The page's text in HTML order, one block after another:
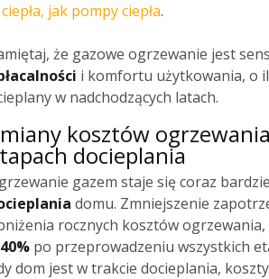
ciepła, jak pompy ciepła.
że gazowe ogrzewanie jest
i komfortu użytkowania, o
w nadchodzących latach.
kosztów
docieplania
gazem staje się coraz
domu. Zmniejszenie
rocznych kosztów
40% po przeprowadzeniu wszystkich
dom jest w trakcie docieplania,